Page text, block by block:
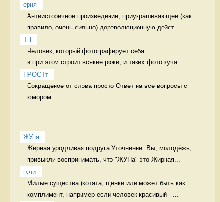
ерня
Антиисторичное произведение, приукрашивающее (как
правило, очень сильно) дореволюционную дейст...
ТП
Человек, который фотографирует себя
и при этом строит всякие рожи, и таких фото куча.
ПРОСТт
Сокращеное от слова просто Ответ на все вопросы с
юмором
ЖУпа
Жирная уродливая подруга Уточнение: Вы, молодёжь,
привыкли воспринимать, что "ЖУПа" это Жирная...
гучи
Милые существа (котята, щенки или может быть как
комплимент, например если человек красивый - ...